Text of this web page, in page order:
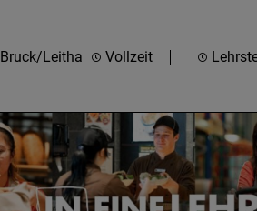
Bruck/Leitha Vollzeit